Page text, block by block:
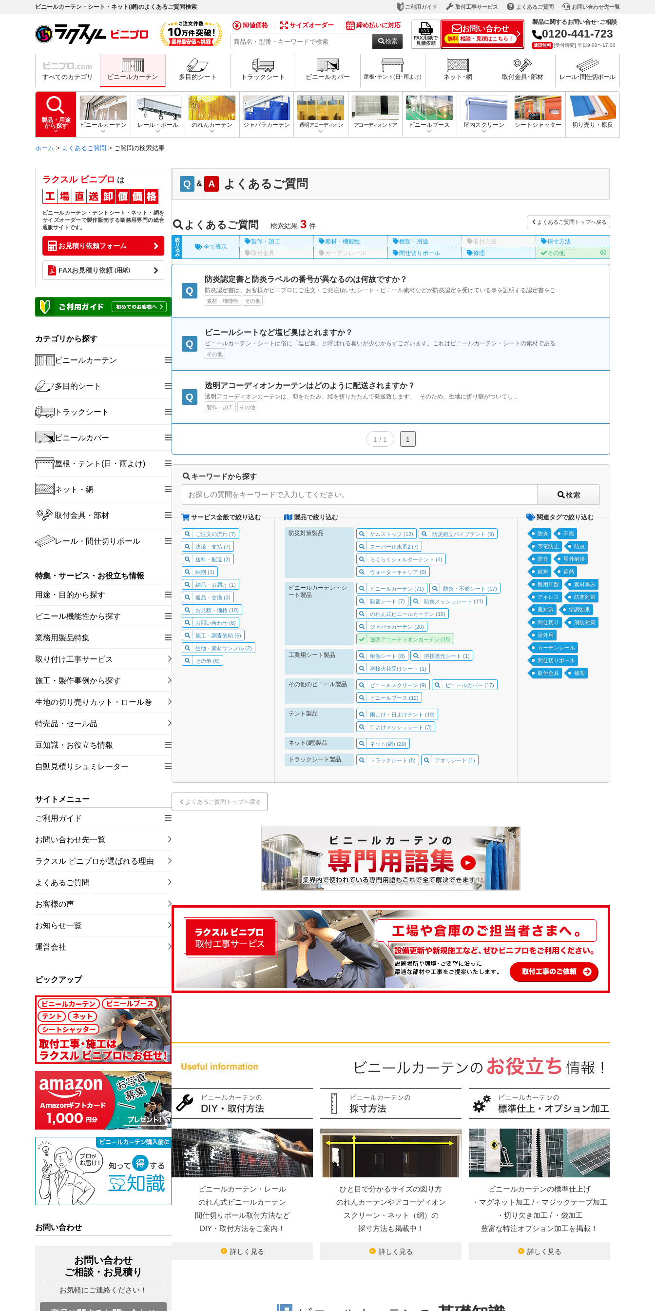
ビニールカーテン・シート・ネット(網)のよくあるご質問検索 ご利用ガイド 取付工事サービス よくあるご質問 お問い合わせ先一覧
卸値価格 サイズオーダー 締め払いに対応
検索
FAX用紙で
見積依頼
お問い合わせ
無料 相談・見積はこちら！
製品に関するお問い合せ･ご相談
0120-441-723
通話無料 [受付時間] 平日9:00〜17:00
すべてのカテゴリ ビニールカーテン 多目的シート トラックシート ビニールカバー 屋根･テント(日･雨よけ) ネット･網 取付金具･部材 レール･間仕切ポール
製品・用途
から探す
ビニールカーテン レール・ポール のれんカーテン ジャバラカーテン 透明アコーディオン アコーディオンドア ビニールブース 屋内スクリーン シートシャッター 切り売り・原反
ホーム > よくあるご質問 > ご質問の検索結果
Q & A よくあるご質問
よくあるご質問 検索結果 3 件
よくあるご質問トップへ戻る
絞
り
込
み
全て表示
製作・加工 素材・機能性 種類・用途 取付方法
採寸方法
取付金具
カーテンレール 間仕切りポール 修理 その他
Q
防炎認定書と防炎ラベルの番号が異なるのは何故ですか？
防炎認定書は、お客様がビニプロにご注文・ご発注頂いたシート・ビニール素材などが防炎認定を受けている事を証明する認定書をご...
素材・機能性 その他
Q
ビニールシートなど塩ビ臭はとれますか？
ビニールカーテン・シートは俗に「塩ビ臭」と呼ばれる臭いが少なからずございます。これはビニールカーテン・シートの素材である...
その他
Q
透明アコーディオンカーテンはどのように配送されますか？
透明アコーディオンカーテンは、羽をたたみ、縦を折りたたんで発送致します。 そのため、生地に折り癖がついてし...
製作・加工 その他
1 / 1 1
キーワードから探す
検索
サービス全般で絞り込む
ご注文の流れ (7)
決済・支払 (7)
送料・配送 (2)
納期 (1)
納品・お届け (1)
返品・交換 (3)
お見積・価格 (10)
お問い合わせ (6)
施工・調査依頼 (5)
生地・素材サンプル (2)
その他 (6)
製品で絞り込む
防災対策製品 ケムストップ (12) 防災組立パイプテント (9)
スーパー止水番2 (7)
らくらくシェルターテント (4)
ウォーターキャリア (0)
ビニールカーテン・シ
ート製品
ビニールカーテン (71) 防炎・不燃シート (17)
防音シート (7) 防炎メッシュシート (11)
のれん式ビニールカーテン (16)
ジャバラカーテン (20)
透明アコーディオンカーテン (15)
工業用シート製品 耐熱シート (8) 溶接遮光シート (1)
溶接火花受けシート (1)
その他のビニール製品 ビニールスクリーン (9) ビニールカバー (17)
ビニールブース (12)
テント製品 雨よけ・日よけテント (19)
日よけメッシュシート (3)
ネット(網)製品 ネット(網) (20)
トラックシート製品 トラックシート (5) アオリシート (1)
関連タグで絞り込む
防炎 不燃
帯電防止 防虫
防音 屋外耐候
耐寒 遮熱
耐用年数 素材厚み
アキレス 防寒対策
風対策 空調効果
間仕切り 消防対策
屋外用
カーテンレール
間仕切りポール
取付金具 修理
よくあるご質問トップへ戻る
ビニールカーテン・レール
のれん式ビニールカーテン
間仕切りポール取付方法など
DIY・取付方法をご案内！
詳しく見る
ひと目で分かるサイズの図り方
のれんカーテンやアコーディオン
スクリーン・ネット（網）の
採寸方法も掲載中！
詳しく見る
ビニールカーテンの標準仕上げ
・マグネット加工 /・マジックテープ加工
・切り欠き加工 / ・袋加工
豊富な特注オプション加工を掲載！
詳しく見る
ラクスル ビニプロ は
ビニールカーテン・テントシート・ネット・網を
サイズオーダーで製作販売する業務用専門の総合
通販サイトです。
お見積り依頼フォーム
FAXお見積り依頼 (用紙)
カテゴリから探す
ビニールカーテン
多目的シート
トラックシート
ビニールカバー
屋根・テント(日・雨よけ)
ネット・網
取付金具・部材
レール・間仕切りポール
特集・サービス・お役立ち情報
用途・目的から探す
ビニール機能性から探す
業務用製品特集
取り付け工事サービス
施工・製作事例から探す
生地の切り売りカット・ロール巻
特売品・セール品
豆知識・お役立ち情報
自動見積りシュミレーター
サイトメニュー
ご利用ガイド
お問い合わせ先一覧
ラクスル ビニプロが選ばれる理由
よくあるご質問
お客様の声
お知らせ一覧
運営会社
ピックアップ
お問い合わせ
お問い合わせ
ご相談・お見積り
お気軽にご連絡ください！